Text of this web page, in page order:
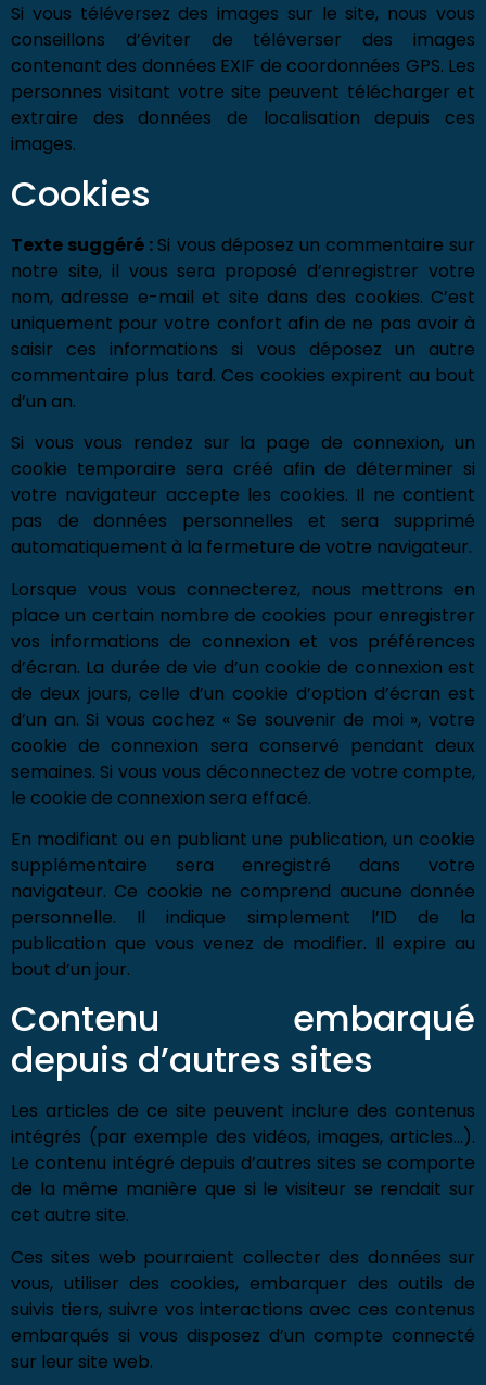
Si vous téléversez des images sur le site, nous vous
conseillons d’éviter de téléverser des images
contenant des données EXIF de coordonnées GPS. Les
personnes visitant votre site peuvent télécharger et
extraire des données de localisation depuis ces
images.
Cookies
Texte suggéré : Si vous déposez un commentaire sur
notre site, il vous sera proposé d’enregistrer votre
nom, adresse e-mail et site dans des cookies. C’est
uniquement pour votre confort afin de ne pas avoir à
saisir ces informations si vous déposez un autre
commentaire plus tard. Ces cookies expirent au bout
d’un an.
Si vous vous rendez sur la page de connexion, un
cookie temporaire sera créé afin de déterminer si
votre navigateur accepte les cookies. Il ne contient
pas de données personnelles et sera supprimé
automatiquement à la fermeture de votre navigateur.
Lorsque vous vous connecterez, nous mettrons en
place un certain nombre de cookies pour enregistrer
vos informations de connexion et vos préférences
d’écran. La durée de vie d’un cookie de connexion est
de deux jours, celle d’un cookie d’option d’écran est
d’un an. Si vous cochez « Se souvenir de moi », votre
cookie de connexion sera conservé pendant deux
semaines. Si vous vous déconnectez de votre compte,
le cookie de connexion sera effacé.
En modifiant ou en publiant une publication, un cookie
supplémentaire sera enregistré dans votre
navigateur. Ce cookie ne comprend aucune donnée
personnelle. Il indique simplement l’ID de la
publication que vous venez de modifier. Il expire au
bout d’un jour.
Contenu embarqué
depuis d’autres sites
Les articles de ce site peuvent inclure des contenus
intégrés (par exemple des vidéos, images, articles…).
Le contenu intégré depuis d’autres sites se comporte
de la même manière que si le visiteur se rendait sur
cet autre site.
Ces sites web pourraient collecter des données sur
vous, utiliser des cookies, embarquer des outils de
suivis tiers, suivre vos interactions avec ces contenus
embarqués si vous disposez d’un compte connecté
sur leur site web.